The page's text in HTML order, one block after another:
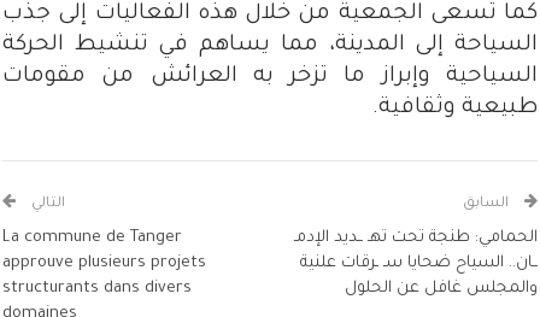
كما تسعى الجمعية من خلال هذه الفعاليات إلى جذب
السياحة إلى المدينة، مما يساهم في تنشيط الحركة
السياحية وإبراز ما تزخر به العرائش من مقومات
طبيعية وثقافية.
السابق
الحمامي: طنجة تحت تهـ ــديد الإدمـ
ــان.. السياح ضحايا سـ ـرقات علنية
والمجلس غافل عن الحلول
التالي
La commune de Tanger
approuve plusieurs projets
structurants dans divers